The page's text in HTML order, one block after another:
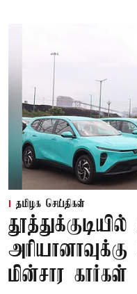
தமிழக செய்திகள்
தூத்துக்குடியில்
மின்சார கார்கள்